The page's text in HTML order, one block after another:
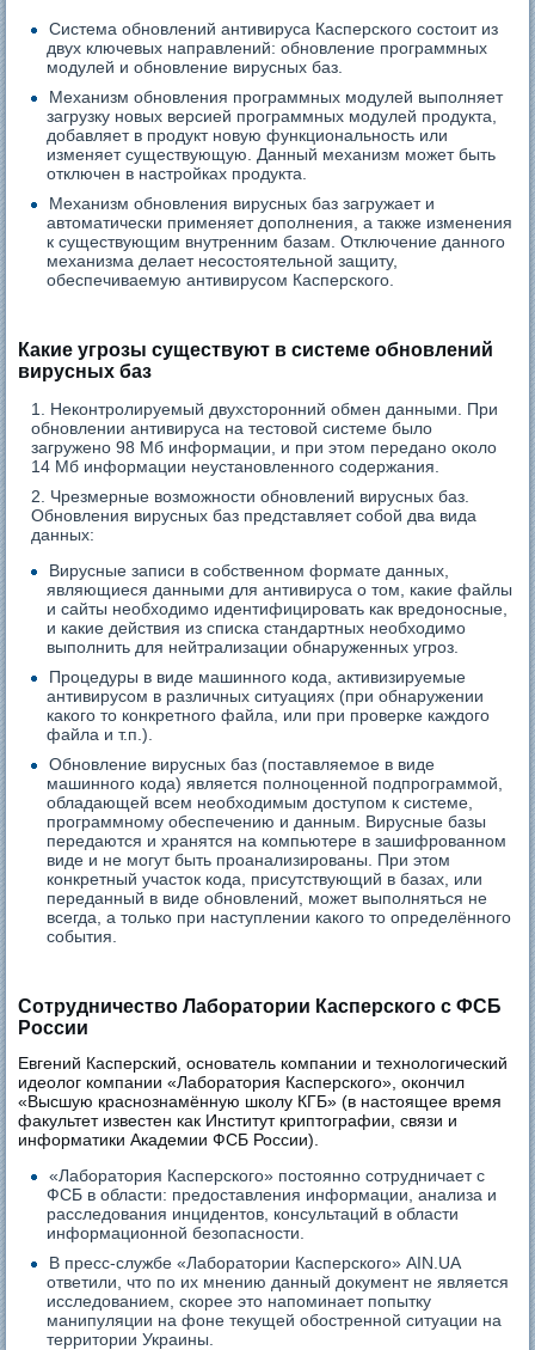
Система обновлений антивируса Касперского состоит из
двух ключевых направлений: обновление программных
модулей и обновление вирусных баз.
Механизм обновления программных модулей выполняет
загрузку новых версией программных модулей продукта,
добавляет в продукт новую функциональность или
изменяет существующую. Данный механизм может быть
отключен в настройках продукта.
Механизм обновления вирусных баз загружает и
автоматически применяет дополнения, а также изменения
к существующим внутренним базам. Отключение данного
механизма делает несостоятельной защиту,
обеспечиваемую антивирусом Касперского.
Какие угрозы существуют в системе обновлений
вирусных баз
Неконтролируемый двухсторонний обмен данными. При
обновлении антивируса на тестовой системе было
загружено 98 Мб информации, и при этом передано около
14 Мб информации неустановленного содержания.
Чрезмерные возможности обновлений вирусных баз.
Обновления вирусных баз представляет собой два вида
данных:
Вирусные записи в собственном формате данных,
являющиеся данными для антивируса о том, какие файлы
и сайты необходимо идентифицировать как вредоносные,
и какие действия из списка стандартных необходимо
выполнить для нейтрализации обнаруженных угроз.
Процедуры в виде машинного кода, активизируемые
антивирусом в различных ситуациях (при обнаружении
какого то конкретного файла, или при проверке каждого
файла и т.п.).
Обновление вирусных баз (поставляемое в виде
машинного кода) является полноценной подпрограммой,
обладающей всем необходимым доступом к системе,
программному обеспечению и данным. Вирусные базы
передаются и хранятся на компьютере в зашифрованном
виде и не могут быть проанализированы. При этом
конкретный участок кода, присутствующий в базах, или
переданный в виде обновлений, может выполняться не
всегда, а только при наступлении какого то определённого
события.
Сотрудничество Лаборатории Касперского с ФСБ
России
Евгений Касперский, основатель компании и технологический
идеолог компании «Лаборатория Касперского», окончил
«Высшую краснознамённую школу КГБ» (в настоящее время
факультет известен как Институт криптографии, связи и
информатики Академии ФСБ России).
«Лаборатория Касперского» постоянно сотрудничает с
ФСБ в области: предоставления информации, анализа и
расследования инцидентов, консультаций в области
информационной безопасности.
В пресс-службе «Лаборатории Касперского» AIN.UA
ответили, что по их мнению данный документ не является
исследованием, скорее это напоминает попытку
манипуляции на фоне текущей обостренной ситуации на
территории Украины.